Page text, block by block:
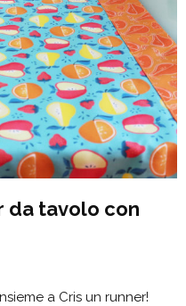
da tavolo con
a Cris un runner!